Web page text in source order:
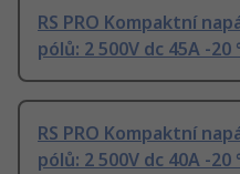
RS PRO Kompaktní
pólů: 2 500V dc 45A -20
RS PRO Kompaktní
pólů: 2 500V dc 40A -20